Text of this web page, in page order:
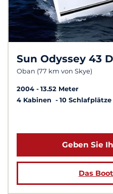
Sun Odyssey 43
Oban (77 km von Skye)
2004
13.52 Meter
4 Kabinen
10 Schlafplätze
Geben Sie
Das